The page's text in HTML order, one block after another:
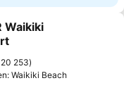
a kedvencekhez
Waikiki
20 253
Waikiki Beach